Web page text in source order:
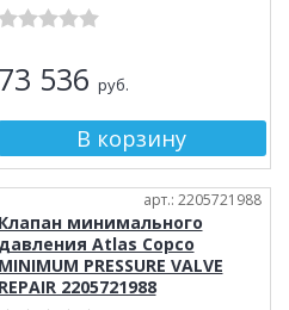
73 536 руб.
арт.: 2205721988
Клапан минимального
давления Atlas Copco
MINIMUM PRESSURE VALVE
REPAIR 2205721988